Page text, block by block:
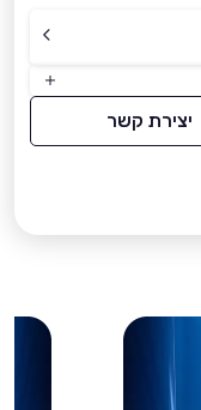
יצירת קשר